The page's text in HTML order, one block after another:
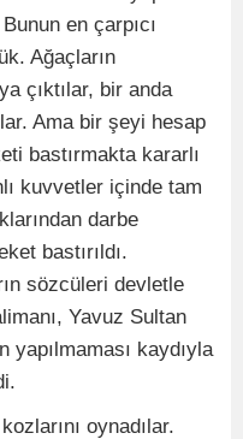
en çarpıcı
Ağaçların
çıktılar, bir anda
Ama bir şeyi hesap
bastırmakta kararlı
kuvvetler içinde tam
darbe
bastırıldı.
sözcüleri devletle
Yavuz Sultan
kaydıyla
oynadılar.